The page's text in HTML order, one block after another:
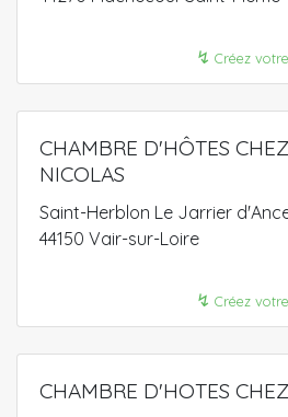
↯ Créez
CHAMBRE D'HÔTES
NICOLAS
Saint-Herblon Le Jarrier
44150 Vair-sur-Loire
↯ Créez
CHAMBRE D'HOTES